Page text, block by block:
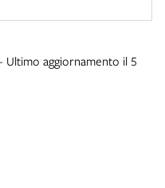
aggiornamento il 5